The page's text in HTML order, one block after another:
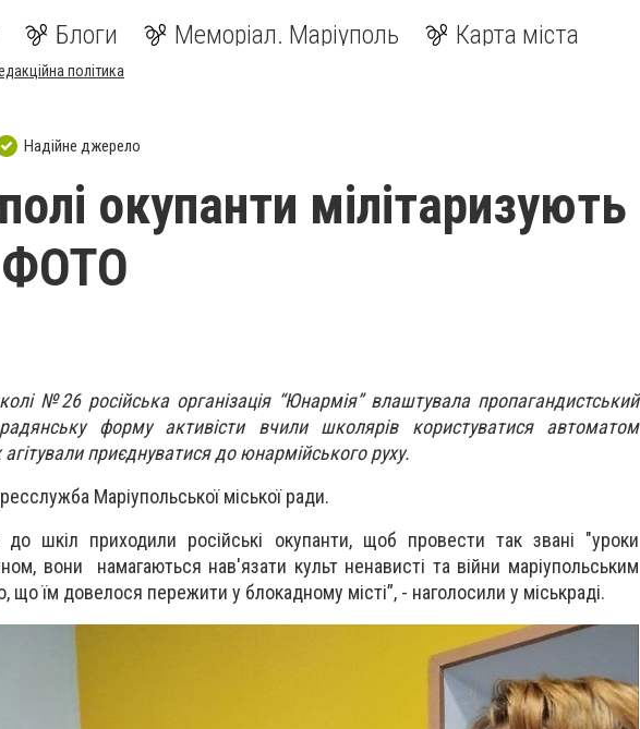
Блоги Меморіал. Маріуполь Карта міста
політика
Надійне джерело
окупанти мілітаризують
ФОТО
№26 російська організація “Юнармія” влаштувала пропагандистський
форму активісти вчили школярів користуватися автоматом
приєднуватися до юнармійського руху.
Маріупольської міської ради.
шкіл приходили російські окупанти, щоб провести так звані "уроки
вони намагаються нав'язати культ ненависті та війни маріупольським
що їм довелося пережити у блокадному місті”, - наголосили у міськраді.